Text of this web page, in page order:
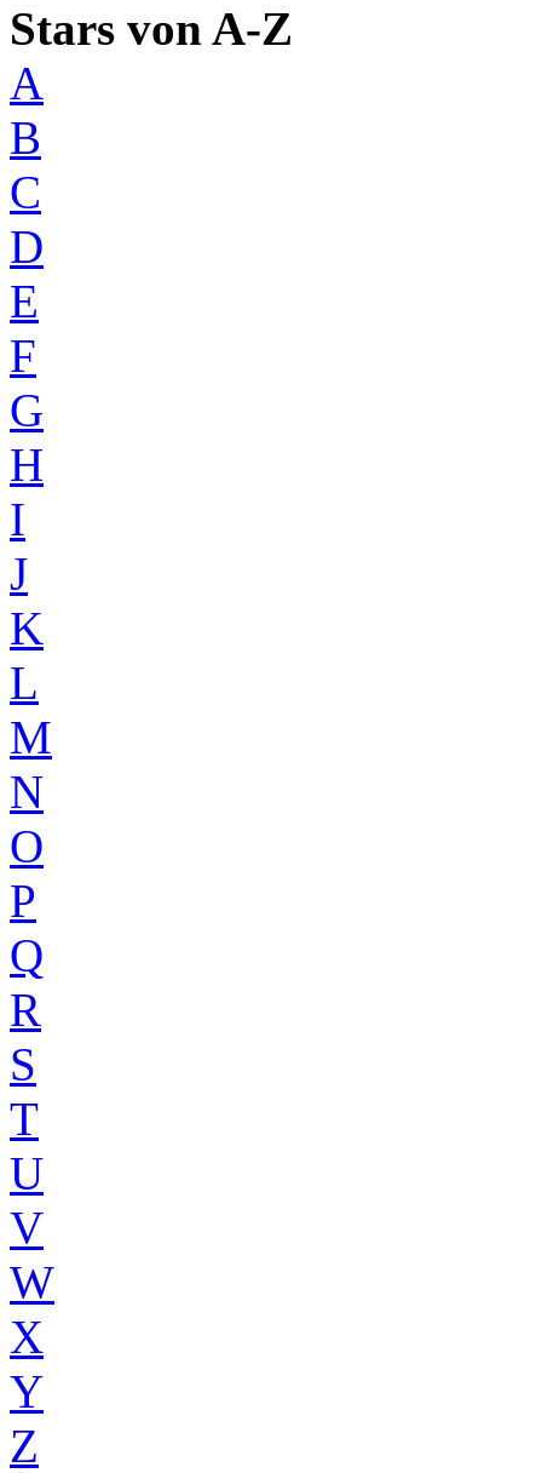
Stars von A-Z
A
B
C
D
E
F
G
H
I
J
K
L
M
N
O
P
Q
R
S
T
U
V
W
X
Y
Z